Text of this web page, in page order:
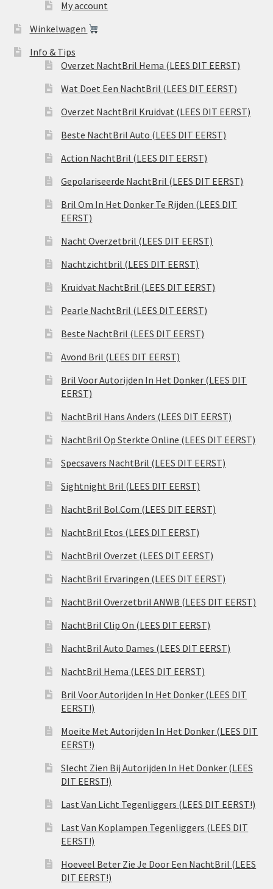
My account
Winkelwagen
Info & Tips
Overzet NachtBril Hema (LEES DIT EERST)
Wat Doet Een NachtBril (LEES DIT EERST)
Overzet NachtBril Kruidvat (LEES DIT EERST)
Beste NachtBril Auto (LEES DIT EERST)
Action NachtBril (LEES DIT EERST)
Gepolariseerde NachtBril (LEES DIT EERST)
Bril Om In Het Donker Te Rijden (LEES DIT
EERST)
Nacht Overzetbril (LEES DIT EERST)
Nachtzichtbril (LEES DIT EERST)
Kruidvat NachtBril (LEES DIT EERST)
Pearle NachtBril (LEES DIT EERST)
Beste NachtBril (LEES DIT EERST)
Avond Bril (LEES DIT EERST)
Bril Voor Autorijden In Het Donker (LEES DIT
EERST)
NachtBril Hans Anders (LEES DIT EERST)
NachtBril Op Sterkte Online (LEES DIT EERST)
Specsavers NachtBril (LEES DIT EERST)
Sightnight Bril (LEES DIT EERST)
NachtBril Bol.Com (LEES DIT EERST)
NachtBril Etos (LEES DIT EERST)
NachtBril Overzet (LEES DIT EERST)
NachtBril Ervaringen (LEES DIT EERST)
NachtBril Overzetbril ANWB (LEES DIT EERST)
NachtBril Clip On (LEES DIT EERST)
NachtBril Auto Dames (LEES DIT EERST)
NachtBril Hema (LEES DIT EERST)
Bril Voor Autorijden In Het Donker (LEES DIT
EERST!)
Moeite Met Autorijden In Het Donker (LEES DIT
EERST!)
Slecht Zien Bij Autorijden In Het Donker (LEES
DIT EERST!)
Last Van Licht Tegenliggers (LEES DIT EERST!)
Last Van Koplampen Tegenliggers (LEES DIT
EERST!)
Hoeveel Beter Zie Je Door Een NachtBril (LEES
DIT EERST!)